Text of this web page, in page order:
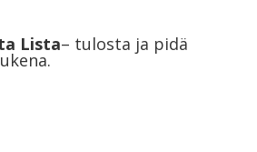
Lista– tulosta ja pidä